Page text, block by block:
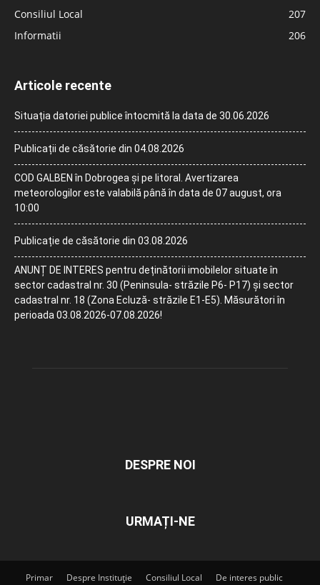
Consiliul Local
207
Informatii
206
Articole recente
Situația datoriei publice întocmită la data de 30.06.2026
Publicații de căsătorie din 04.08.2026
COD GALBEN în Dobrogea și pe litoral. Avertizarea
meteorologilor este valabilă până în data de 07 august, ora
10:00
Publicație de căsătorie din 03.08.2026
ANUNȚ DE INTERES pentru deținătorii imobilelor situate în
sector cadastral nr. 30 (Peninsula- străzile P6- P17) și sector
cadastral nr. 18 (Zona Ecluză- străzile E1-E5). Măsurători în
perioada 03.08.2026-07.08.2026!
DESPRE NOI
URMAȚI-NE
Primar Despre Instituție Consiliul Local De interes public